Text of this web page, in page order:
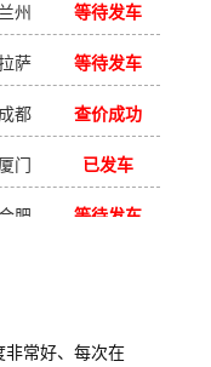
兰州 等待发车
萨 等待发车
成都 查价成功
厦门 已发车
肥 等待发车
非常好、每次在